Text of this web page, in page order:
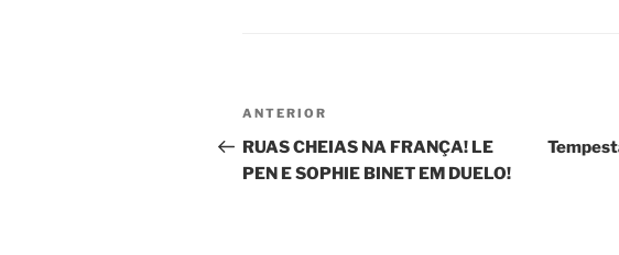
Navegação
de
Post
Post
anterior
ANTERIOR
RUAS CHEIAS NA FRANÇA! LE
PEN E SOPHIE BINET EM DUELO!